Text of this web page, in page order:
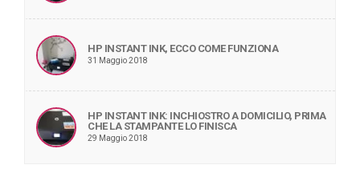
HP INSTANT INK, ECCO COME FUNZIONA
31 Maggio 2018
HP INSTANT INK: INCHIOSTRO A DOMICILIO, PRIMA
CHE LA STAMPANTE LO FINISCA
29 Maggio 2018